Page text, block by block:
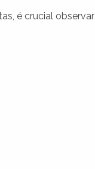
é crucial